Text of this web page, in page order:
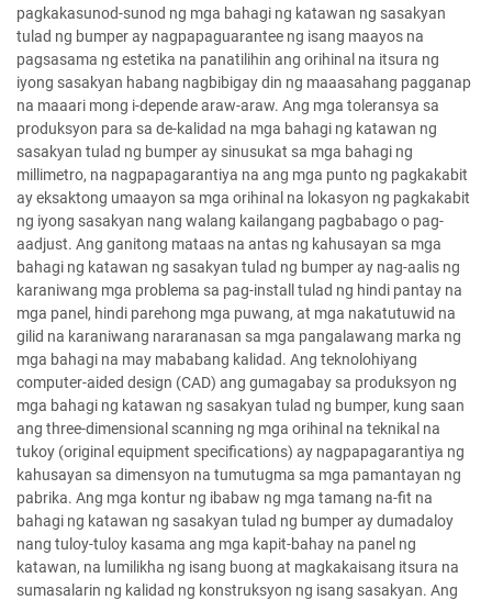
pagkakasunod-sunod ng mga bahagi ng katawan ng sasakyan
tulad ng bumper ay nagpapaguarantee ng isang maayos na
pagsasama ng estetika na panatilihin ang orihinal na itsura ng
iyong sasakyan habang nagbibigay din ng maaasahang pagganap
na maaari mong i-depende araw-araw. Ang mga toleransya sa
produksyon para sa de-kalidad na mga bahagi ng katawan ng
sasakyan tulad ng bumper ay sinusukat sa mga bahagi ng
millimetro, na nagpapagarantiya na ang mga punto ng pagkakabit
ay eksaktong umaayon sa mga orihinal na lokasyon ng pagkakabit
ng iyong sasakyan nang walang kailangang pagbabago o pag-
aadjust. Ang ganitong mataas na antas ng kahusayan sa mga
bahagi ng katawan ng sasakyan tulad ng bumper ay nag-aalis ng
karaniwang mga problema sa pag-install tulad ng hindi pantay na
mga panel, hindi parehong mga puwang, at mga nakatutuwid na
gilid na karaniwang nararanasan sa mga pangalawang marka ng
mga bahagi na may mababang kalidad. Ang teknolohiyang
computer-aided design (CAD) ang gumagabay sa produksyon ng
mga bahagi ng katawan ng sasakyan tulad ng bumper, kung saan
ang three-dimensional scanning ng mga orihinal na teknikal na
tukoy (original equipment specifications) ay nagpapagarantiya ng
kahusayan sa dimensyon na tumutugma sa mga pamantayan ng
pabrika. Ang mga kontur ng ibabaw ng mga tamang na-fit na
bahagi ng katawan ng sasakyan tulad ng bumper ay dumadaloy
nang tuloy-tuloy kasama ang mga kapit-bahay na panel ng
katawan, na lumilikha ng isang buong at magkakaisang itsura na
sumasalarin ng kalidad ng konstruksyon ng isang sasakyan. Ang